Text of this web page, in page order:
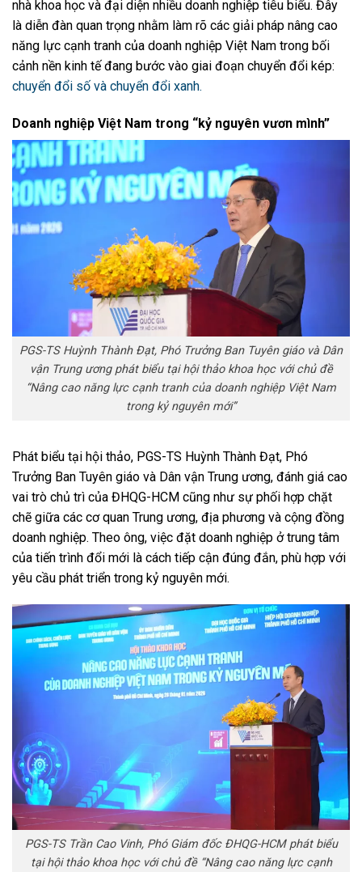
nhà khoa học và đại diện nhiều doanh nghiệp tiêu biểu. Đây
là diễn đàn quan trọng nhằm làm rõ các giải pháp nâng cao
năng lực cạnh tranh của doanh nghiệp Việt Nam trong bối
cảnh nền kinh tế đang bước vào giai đoạn chuyển đổi kép:
chuyển đổi số và chuyển đổi xanh.
Doanh nghiệp Việt Nam trong “kỷ nguyên vươn mình”
PGS-TS Huỳnh Thành Đạt, Phó Trưởng Ban Tuyên giáo và Dân
vận Trung ương phát biểu tại hội thảo khoa học với chủ đề
“Nâng cao năng lực cạnh tranh của doanh nghiệp Việt Nam
trong kỷ nguyên mới”
Phát biểu tại hội thảo, PGS-TS Huỳnh Thành Đạt, Phó
Trưởng Ban Tuyên giáo và Dân vận Trung ương, đánh giá cao
vai trò chủ trì của ĐHQG-HCM cũng như sự phối hợp chặt
chẽ giữa các cơ quan Trung ương, địa phương và cộng đồng
doanh nghiệp. Theo ông, việc đặt doanh nghiệp ở trung tâm
của tiến trình đổi mới là cách tiếp cận đúng đắn, phù hợp với
yêu cầu phát triển trong kỷ nguyên mới.
PGS-TS Trần Cao Vinh, Phó Giám đốc ĐHQG-HCM phát biểu
tại hội thảo khoa học với chủ đề “Nâng cao năng lực cạnh